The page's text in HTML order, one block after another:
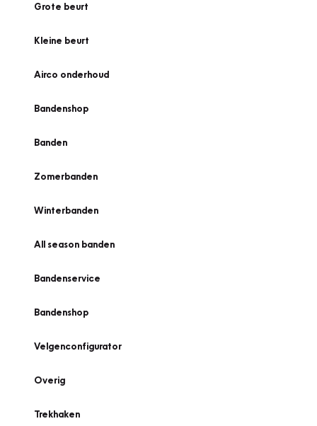
Grote beurt
Kleine beurt
Airco onderhoud
Bandenshop
Banden
Zomerbanden
Winterbanden
All season banden
Bandenservice
Bandenshop
Velgenconfigurator
Overig
Trekhaken